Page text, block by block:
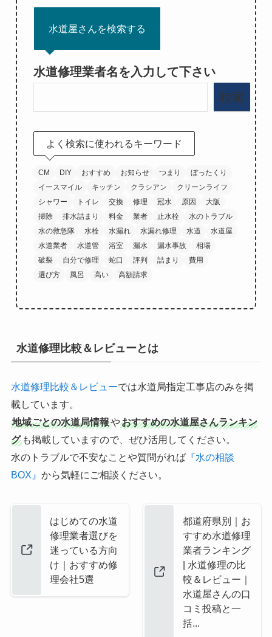
水道屋さんを検索する
水道修理業者名を入力して下さい
検索
よく検索に使われるキーワード
CM DIY おすすめ お知らせ つまり
ぼったくり
イースマイル
キッチン クラシアン
クリーンライフ
シャワー
トイレ 交換 修理 冠水 原因
大阪
掃除
排水詰まり 料金 業者 止水栓
水のトラブル
水の救急隊
水栓 水漏れ 水漏れ修理 水道
水道屋
水道業者
水道管 浴室 漏水 漏水事故
相場
破裂
自分で修理 蛇口 評判 詰まり
費用
選び方
風呂 高い 高額請求
水道修理比較＆レビューとは
水道修理比較＆レビューでは水道局指定工事店のみを掲
載しています。
地域ごとの水道局情報やおすすめの水道屋さんランキン
グも掲載していますので、ぜひ活用してください。
水のトラブルで不安なことや質問がれば『水の相談
BOX』 から気軽にご相談ください。
はじめての水道
修理業者選びを
迷っている方向
け｜おすすめ修
理会社5選
都道府県別｜お
すすめ水道修理
業者ランキング
| 水道修理の比
較＆レビュー｜
水道屋さんの口
コミ投稿と一
括...